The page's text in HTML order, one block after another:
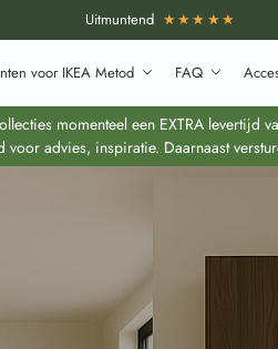
Uitmuntend ★★★★★
voor IKEA Metod FAQ
momenteel een EXTRA levertijd
advies, inspiratie. Daarnaast